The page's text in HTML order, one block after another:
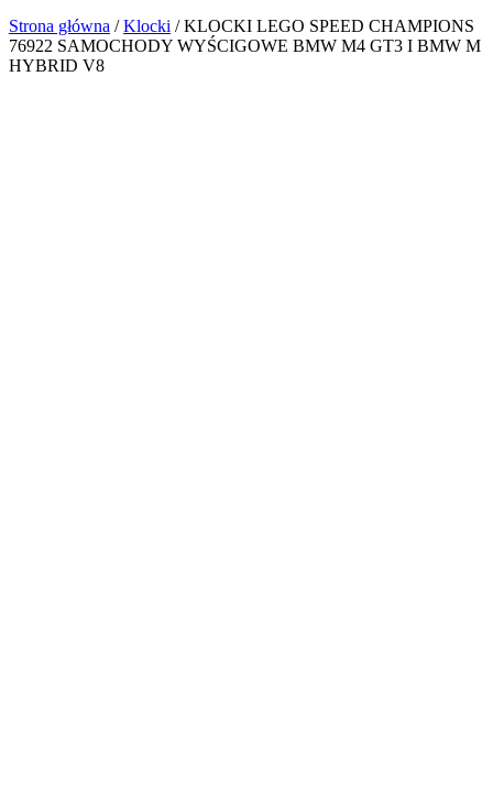
Strona główna /Klocki / KLOCKI LEGO SPEED CHAMPIONS
76922 SAMOCHODY WYŚCIGOWE BMW M4 GT3 I BMW M
HYBRID V8